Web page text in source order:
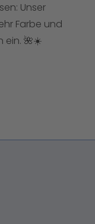
Unser
Farbe und
ein. 🌺☀️